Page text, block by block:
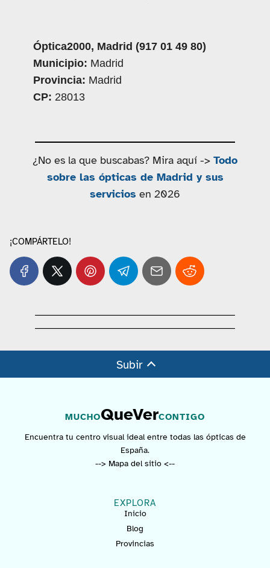
Óptica2000, Madrid (917 01 49 80)
Municipio: Madrid
Provincia: Madrid
CP: 28013
¿No es la que buscabas? Mira aquí -> Todo
sobre las ópticas de Madrid y sus
servicios en 2026
¡COMPÁRTELO!
Subir
MUCHOQueVerCONTIGO
Encuentra tu centro visual ideal entre todas las ópticas de
España.
--> Mapa del sitio <--
EXPLORA
Inicio
Blog
Provincias